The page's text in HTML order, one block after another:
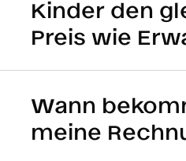
Kinder den
Preis wie
Wann
meine